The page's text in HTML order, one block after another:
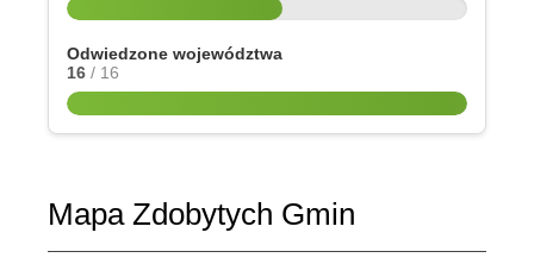
Odwiedzone województwa
16 / 16
Mapa Zdobytych Gmin